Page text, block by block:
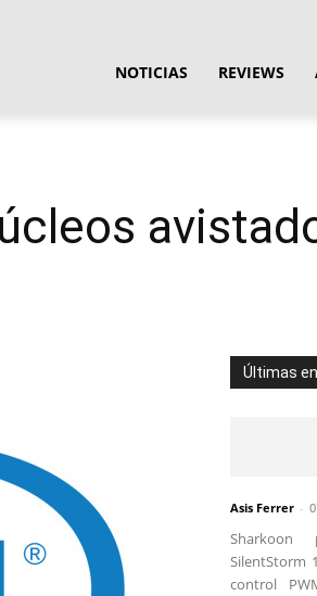
NOTICIAS REVIEWS
Últimas
Asis Ferrer -
Sharkoon
SilentStorm
control